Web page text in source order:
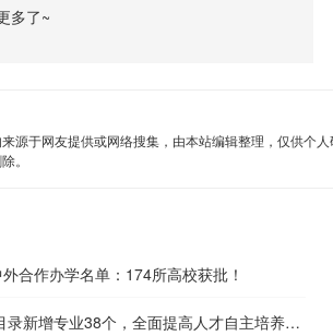
多了~
源于网友提供或网络搜集，由本站编辑整理，仅供个
。
合作办学名单：174所高校获批！
录新增专业38个，全面提高人才自主培养质